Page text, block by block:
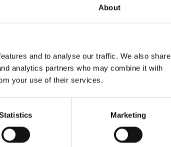
About
and to analyse our traffic. We also share
analytics partners who may combine it with
your use of their services.
Marketing